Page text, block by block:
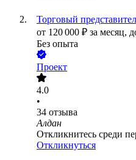
Торговый
от 120 000 ₽ за месяц,
Без опыта
Проект
4.0
•
34 отзыва
Алдан
Откликнитесь среди
Откликнуться